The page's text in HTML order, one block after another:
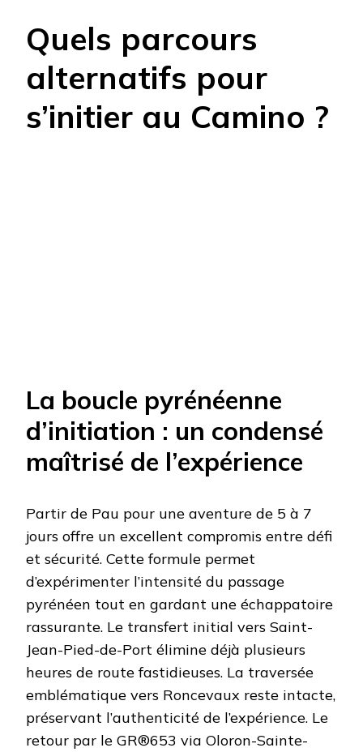
Quels parcours
alternatifs pour
s’initier au Camino ?
La boucle pyrénéenne
d’initiation : un condensé
maîtrisé de l’expérience
Partir de Pau pour une aventure de 5 à 7
jours offre un excellent compromis entre défi
et sécurité. Cette formule permet
d’expérimenter l’intensité du passage
pyrénéen tout en gardant une échappatoire
rassurante. Le transfert initial vers Saint-
Jean-Pied-de-Port élimine déjà plusieurs
heures de route fastidieuses. La traversée
emblématique vers Roncevaux reste intacte,
préservant l’authenticité de l’expérience. Le
retour par le GR®653 via Oloron-Sainte-